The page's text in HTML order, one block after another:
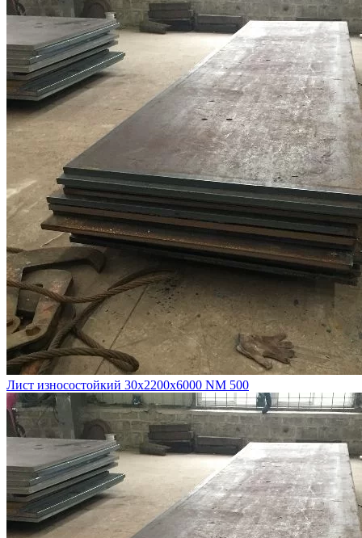
Лист износостойкий 30х2200х6000 NM 500